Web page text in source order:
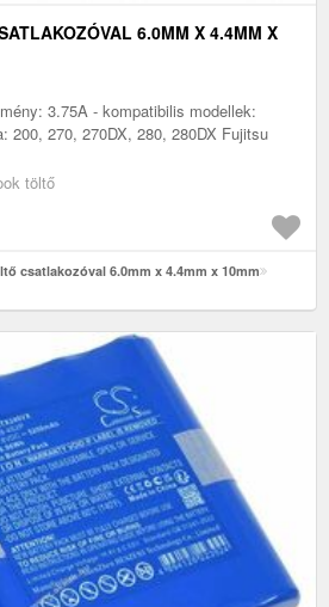
6.0MM X 4.4MM X
3.75A - kompatibilis modellek:
200, 270, 270DX, 280, 280DX Fujitsu
töltő
csatlakozóval 6.0mm x 4.4mm x 10mm